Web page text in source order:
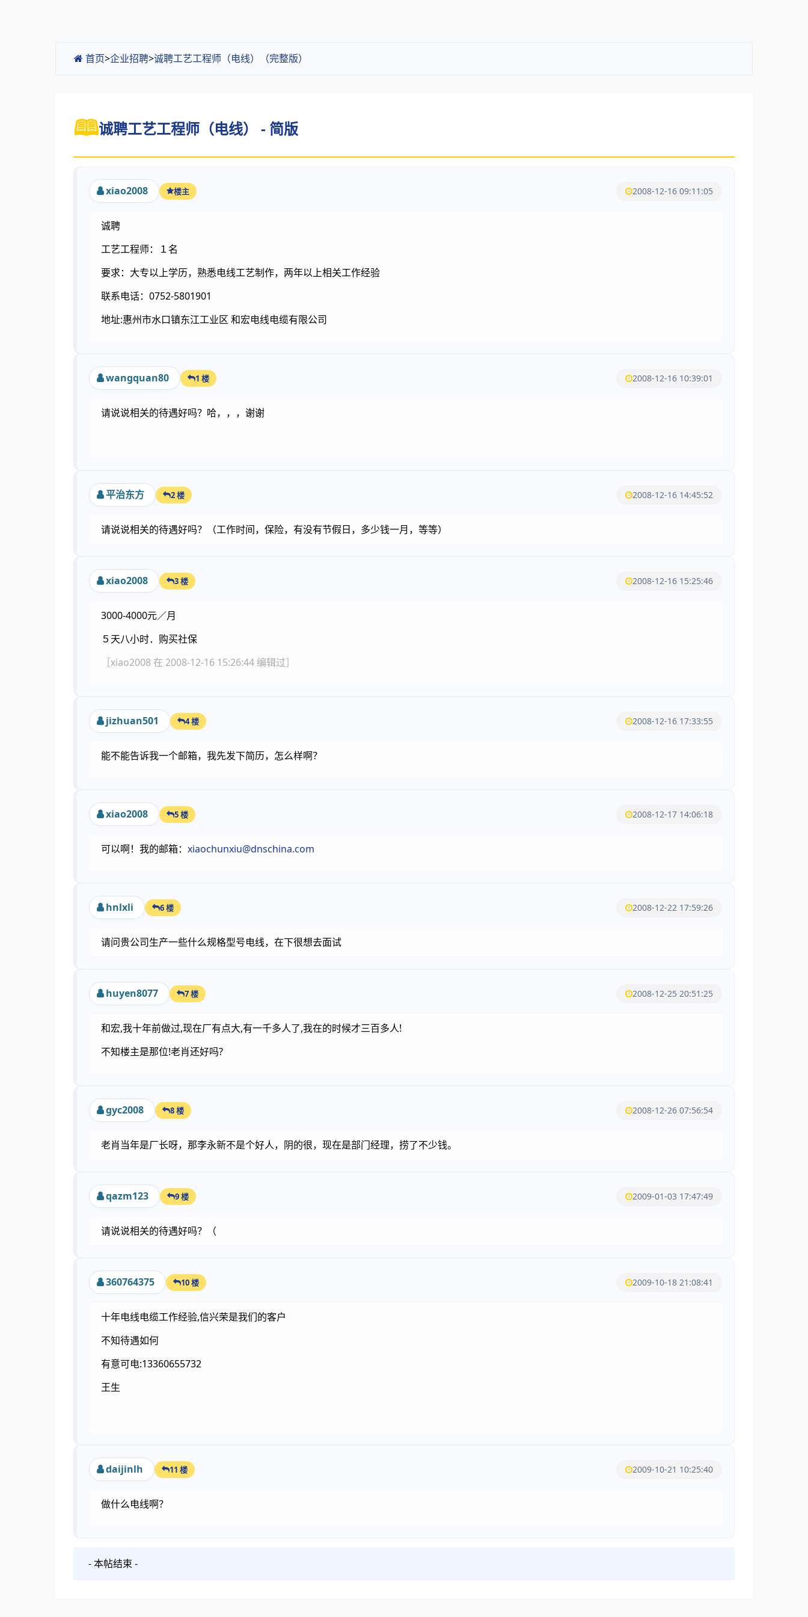
首页>企业招聘>诚聘工艺工程师（电线）（完整版）
诚聘工艺工程师（电线） - 简版
xiao2008 楼主 2008-12-16 09:11:05
诚聘
工艺工程师：１名
要求：大专以上学历，熟悉电线工艺制作，两年以上相关工作经验
联系电话：0752-5801901
地址:惠州市水口镇东江工业区 和宏电线电缆有限公司
wangquan80 1 楼 2008-12-16 10:39:01
请说说相关的待遇好吗？哈，，，谢谢
平治东方 2 楼 2008-12-16 14:45:52
请说说相关的待遇好吗？（工作时间，保险，有没有节假日，多少钱一月，等等）
xiao2008 3 楼 2008-12-16 15:25:46
3000-4000元／月
５天八小时．购买社保
［xiao2008 在 2008-12-16 15:26:44 编辑过］
jizhuan501 4 楼 2008-12-16 17:33:55
能不能告诉我一个邮箱，我先发下简历，怎么样啊？
xiao2008 5 楼 2008-12-17 14:06:18
可以啊！我的邮箱： xiaochunxiu@dnschina.com
hnlxli 6 楼 2008-12-22 17:59:26
请问贵公司生产一些什么规格型号电线，在下很想去面试
huyen8077 7 楼 2008-12-25 20:51:25
和宏,我十年前做过,现在厂有点大,有一千多人了,我在的时候才三百多人!
不知楼主是那位!老肖还好吗?
gyc2008 8 楼 2008-12-26 07:56:54
老肖当年是厂长呀，那李永新不是个好人，阴的很，现在是部门经理，捞了不少钱。
qazm123 9 楼 2009-01-03 17:47:49
请说说相关的待遇好吗？（
360764375 10 楼 2009-10-18 21:08:41
十年电线电缆工作经验,信兴荣是我们的客户
不知待遇如何
有意可电:13360655732
王生
daijinlh 11 楼 2009-10-21 10:25:40
做什么电线啊？
- 本帖结束 -